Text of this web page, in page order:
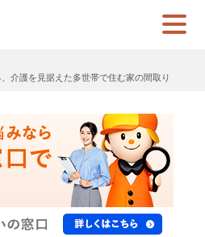
介護を見据えた多世帯で住む家の間取り